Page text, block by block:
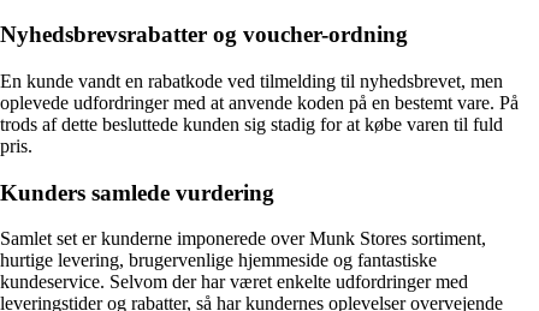
Nyhedsbrevsrabatter og voucher-ordning
En kunde vandt en rabatkode ved tilmelding til nyhedsbrevet, men
oplevede udfordringer med at anvende koden på en bestemt vare. På
trods af dette besluttede kunden sig stadig for at købe varen til fuld
pris.
Kunders samlede vurdering
Samlet set er kunderne imponerede over Munk Stores sortiment,
hurtige levering, brugervenlige hjemmeside og fantastiske
kundeservice. Selvom der har været enkelte udfordringer med
leveringstider og rabatter, så har kundernes oplevelser overvejende